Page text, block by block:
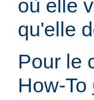
où elle
qu'elle
Pour le
How-To